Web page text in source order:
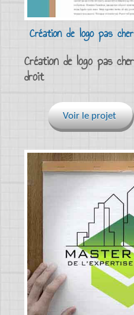
Création de logo pas
Création de logo pas
droit
Voir le projet